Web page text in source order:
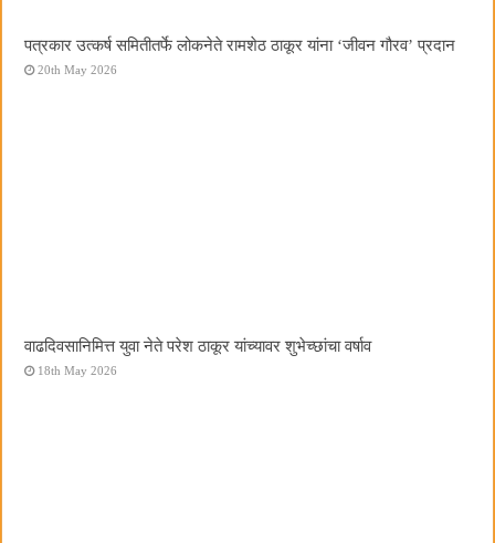
पत्रकार उत्कर्ष समितीतर्फे लोकनेते रामशेठ ठाकूर यांना ‌‘जीवन गौरव‌’ प्रदान
20th May 2026
वाढदिवसानिमित्त युवा नेते परेश ठाकूर यांच्यावर शुभेच्छांचा वर्षाव
18th May 2026